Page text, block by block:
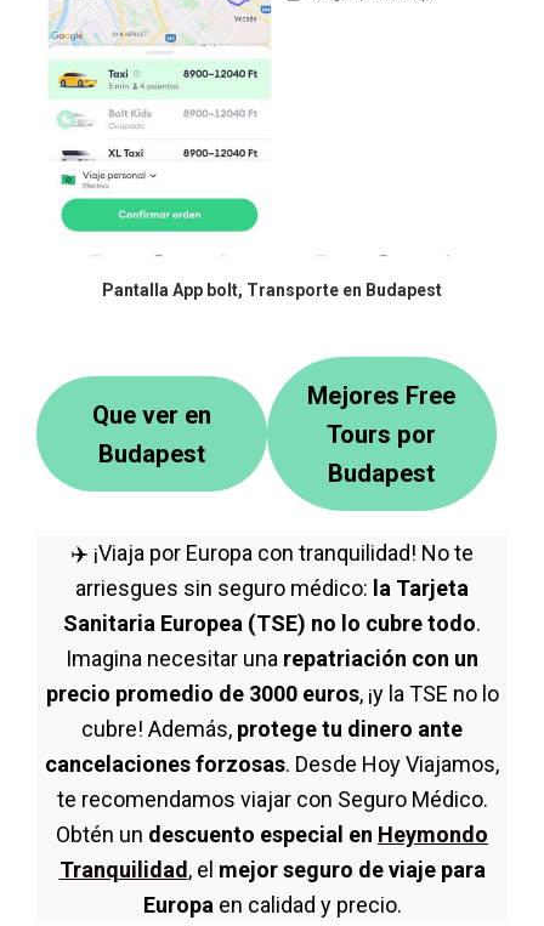
Pantalla App bolt, Transporte en Budapest
Que ver en
Budapest
Mejores Free
Tours por
Budapest
✈️ ¡Viaja por Europa con tranquilidad! No te
arriesgues sin seguro médico: la Tarjeta
Sanitaria Europea (TSE) no lo cubre todo.
Imagina necesitar una repatriación con un
precio promedio de 3000 euros, ¡y la TSE no lo
cubre! Además, protege tu dinero ante
cancelaciones forzosas. Desde Hoy Viajamos,
te recomendamos viajar con Seguro Médico.
Obtén un descuento especial en Heymondo
Tranquilidad , el mejor seguro de viaje para
Europa en calidad y precio.